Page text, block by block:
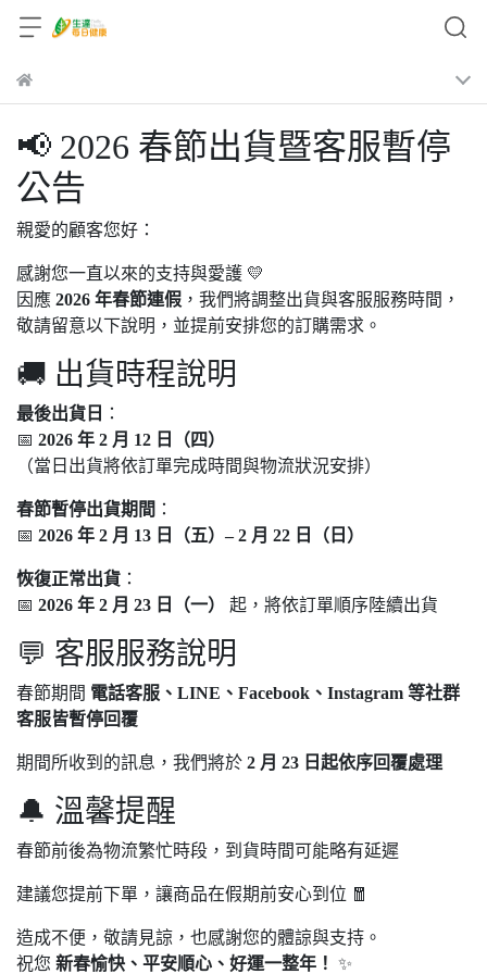
📢 2026 春節出貨暨客服暫停
公告
親愛的顧客您好：
感謝您一直以來的支持與愛護 💛
因應 2026 年春節連假 ，我們將調整出貨與客服服務時間，
敬請留意以下說明，並提前安排您的訂購需求。
🚚 出貨時程說明
最後出貨日
：
📅 2026 年 2 月 12 日（四）
（當日出貨將依訂單完成時間與物流狀況安排）
春節暫停出貨期間 ：
📅 2026 年 2 月 13 日（五）– 2 月 22 日（日）
恢復正常出貨 ：
📅 2026 年 2 月 23 日（一） 起，將依訂單順序陸續出貨
💬 客服服務說明
春節期間 電話客服、LINE、Facebook、Instagram 等社群
客服皆暫停回覆
期間所收到的訊息，我們將於 2 月 23 日起依序回覆處理
🔔 溫馨提醒
春節前後為物流繁忙時段，到貨時間可能略有延遲
建議您提前下單，讓商品在假期前安心到位 🧧
造成不便，敬請見諒，也感謝您的體諒與支持。
祝您 新春愉快、平安順心、好運一整年！ ✨